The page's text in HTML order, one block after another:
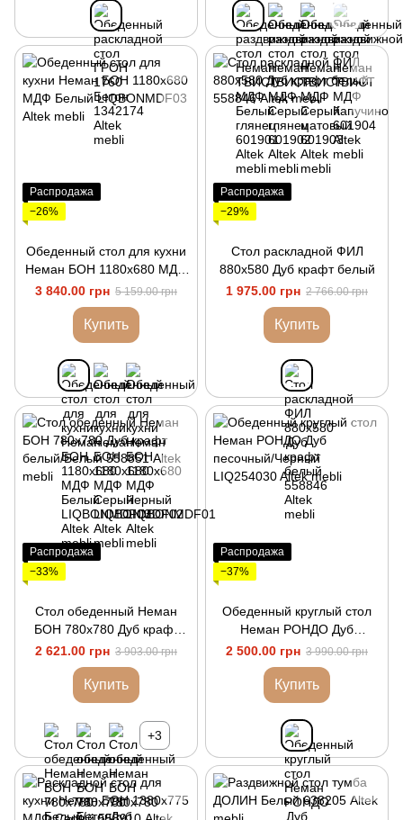
Распродажа
−26%
Обеденный стол для кухни
Неман БОН 1180х680 МДФ
Белый
3 840.00 грн 5 159.00 грн
Купить
Распродажа
−29%
Стол раскладной ФИЛ
880х580 Дуб крафт белый
1 975.00 грн 2 766.00 грн
Купить
Распродажа
−33%
Стол обеденный Неман
БОН 780х780 Дуб крафт
белый/Белый
2 621.00 грн 3 903.00 грн
Купить
+3
Распродажа
−37%
Обеденный круглый стол
Неман РОНДО Дуб
песочный/Черный
2 500.00 грн 3 990.00 грн
Купить